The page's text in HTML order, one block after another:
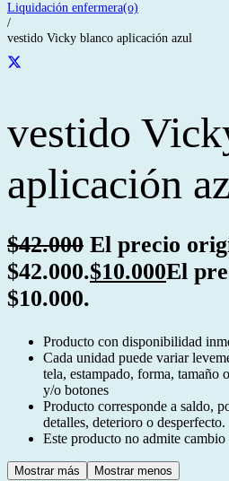
Liquidación enfermera(o)
/
vestido Vicky blanco aplicación azul
vestido
aplicación
$42.000 El precio
$42.000.$10.000El
$10.000.
Producto con disponibilidad
Cada unidad puede variar
tela, estampado, forma, tamaño
y/o botones
Producto corresponde a saldo,
detalles, deterioro o desperfecto.
Este producto no admite
Mostrar más Mostrar menos